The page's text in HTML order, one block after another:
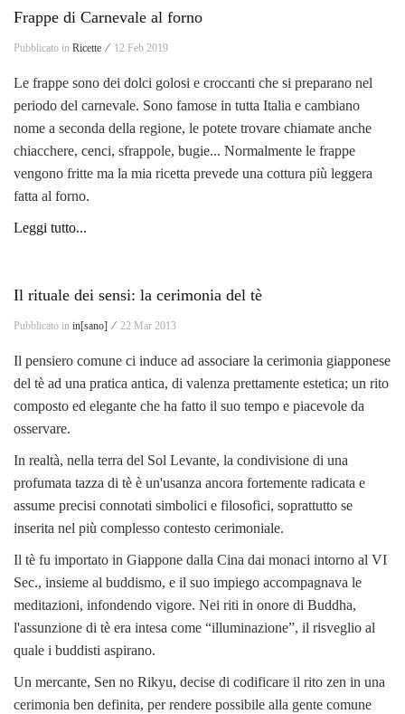
Frappe di Carnevale al forno
Pubblicato in Ricette ⁄ 12 Feb 2019
Le frappe sono dei dolci golosi e croccanti che si preparano nel
periodo del carnevale. Sono famose in tutta Italia e cambiano
nome a seconda della regione, le potete trovare chiamate anche
chiacchere, cenci, sfrappole, bugie... Normalmente le frappe
vengono fritte ma la mia ricetta prevede una cottura più leggera
fatta al forno.
Leggi tutto...
Il rituale dei sensi: la cerimonia del tè
Pubblicato in in[sano] ⁄ 22 Mar 2013
Il pensiero comune ci induce ad associare la cerimonia giapponese
del tè ad una pratica antica, di valenza prettamente estetica; un rito
composto ed elegante che ha fatto il suo tempo e piacevole da
osservare.
In realtà, nella terra del Sol Levante, la condivisione di una
profumata tazza di tè è un'usanza ancora fortemente radicata e
assume precisi connotati simbolici e filosofici, soprattutto se
inserita nel più complesso contesto cerimoniale.
Il tè fu importato in Giappone dalla Cina dai monaci intorno al VI
Sec., insieme al buddismo, e il suo impiego accompagnava le
meditazioni, infondendo vigore. Nei riti in onore di Buddha,
l'assunzione di tè era intesa come “illuminazione”, il risveglio al
quale i buddisti aspirano.
Un mercante, Sen no Rikyu, decise di codificare il rito zen in una
cerimonia ben definita, per rendere possibile alla gente comune